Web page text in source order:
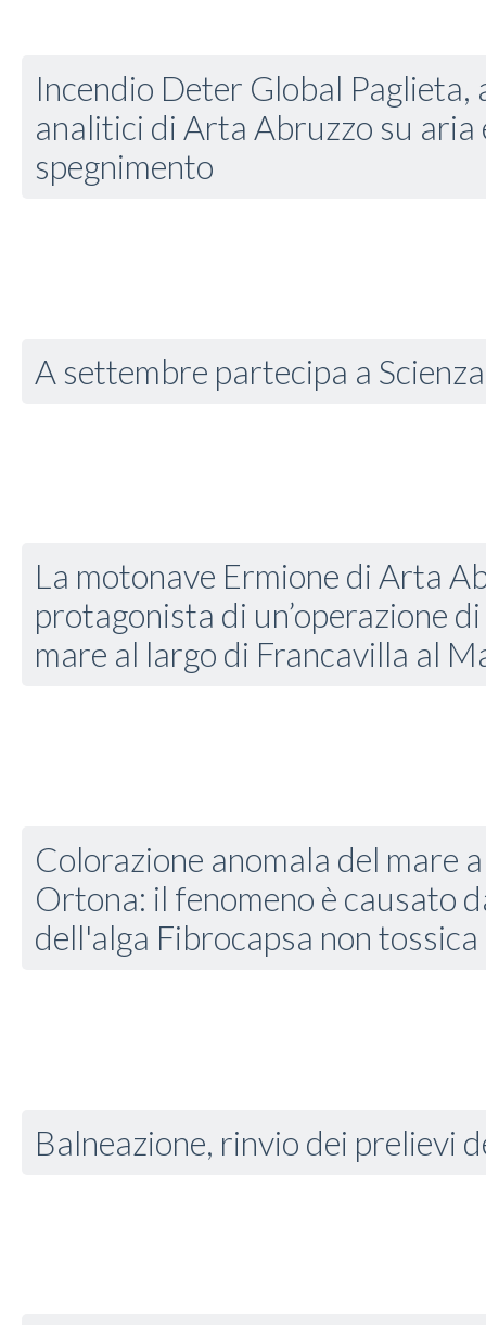
Incendio Deter Global
analitici di Arta Abruzzo su aria
spegnimento
A settembre partecipa a
La motonave Ermione di Arta
protagonista di un’operazione
mare al largo di Francavilla al
Colorazione anomala del mare
Ortona: il fenomeno è causato
dell'alga Fibrocapsa non
Balneazione, rinvio dei prelievi